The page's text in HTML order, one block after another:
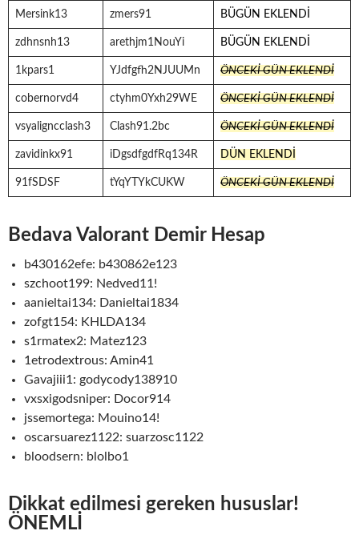
Mersink13 zmers91 BÜGÜN EKLENDİ
zdhnsnh13 arethjm1NouYi BÜGÜN EKLENDİ
1kpars1 YJdfgfh2NJUUMn ÖNCEKİ GÜN EKLENDİ
cobernorvd4 ctyhm0Yxh29WE ÖNCEKİ GÜN EKLENDİ
vsyaligncclash3 Clash91.2bc ÖNCEKİ GÜN EKLENDİ
zavidinkx91 iDgsdfgdfRq134R DÜN EKLENDİ
91fSDSF tYqYTYkCUKW ÖNCEKİ GÜN EKLENDİ
Bedava Valorant Demir Hesap
b430162efe: b430862e123
szchoot199: Nedved11!
aanieltai134: Danieltai1834
zofgt154: KHLDA134
s1rmatex2: Matez123
1etrodextrous: Amin41
Gavajiii1: godycody138910
vxsxigodsniper: Docor914
jssemortega: Mouino14!
oscarsuarez1122: suarzosc1122
bloodsern: blolbo1
Dikkat edilmesi gereken hususlar!
ÖNEMLİ